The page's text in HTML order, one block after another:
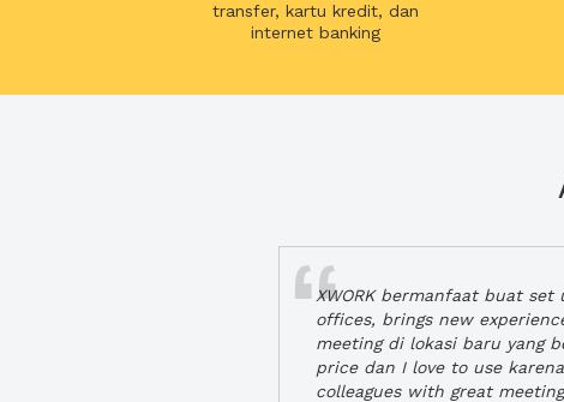
transfer, kartu kredit, dan
internet banking
XWORK bermanfaat buat
offices, brings new
meeting di lokasi baru yang
price dan I love to use
colleagues with great